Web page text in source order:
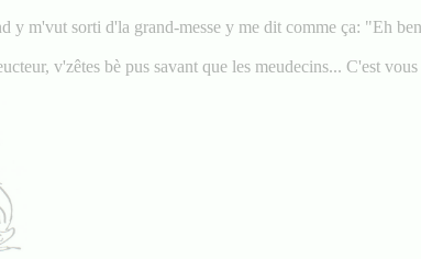
y m'vut sorti d'la grand-messe y me dit comme ça: "Eh
v'zêtes bè pus savant que les meudecins... C'est